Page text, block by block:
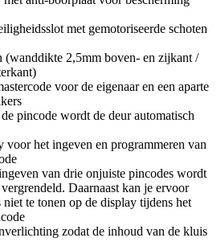
met gemotoriseerde schoten
(wanddikte 2,5mm boven- en zijkant /
voor de eigenaar en een aparte
pincode wordt de deur automatisch
het ingeven en programmeren van
van drie onjuiste pincodes wordt
Daarnaast kan je ervoor
te tonen op de display tijdens het
zodat de inhoud van de kluis